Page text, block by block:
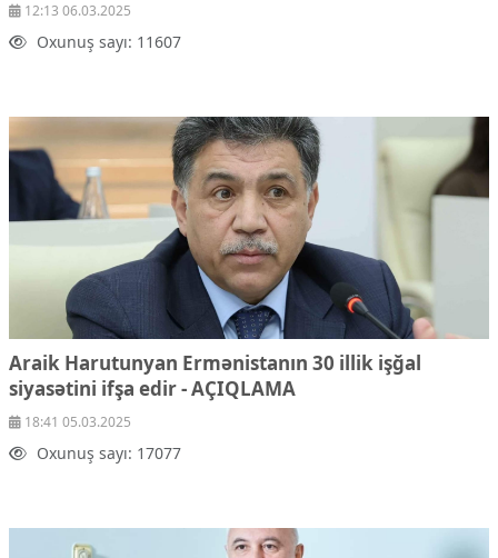
12:13 06.03.2025
Oxunuş sayı: 11607
Araik Harutunyan Ermənistanın 30 illik işğal
siyasətini ifşa edir - AÇIQLAMA
18:41 05.03.2025
Oxunuş sayı: 17077